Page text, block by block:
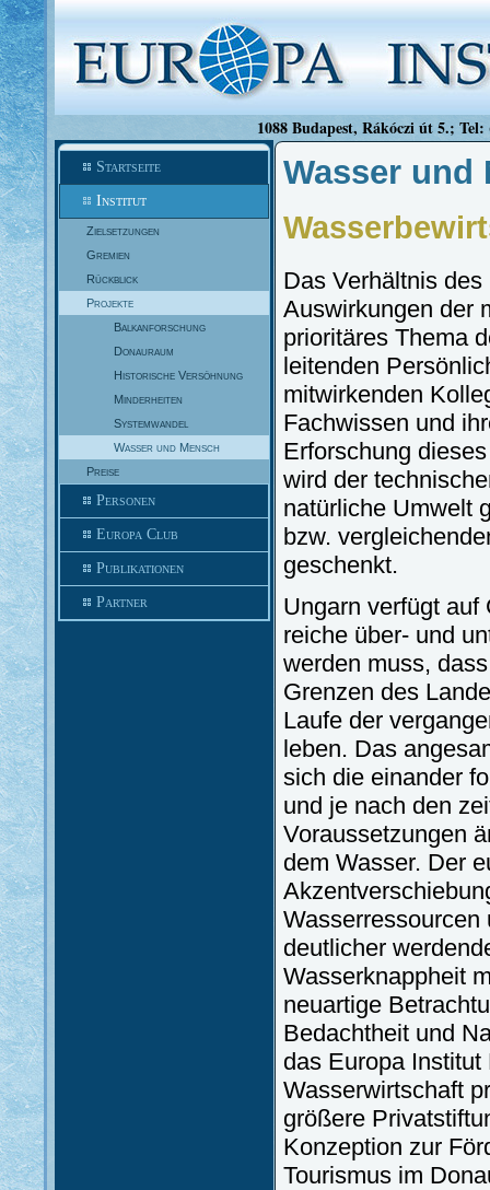
1088 Budapest, Rákóczi út 5.;
Startseite
Institut
Zielsetzungen
Gremien
Rückblick
Projekte
Balkanforschung
Donauraum
Historische Versöhnung
Minderheiten
Systemwandel
Wasser und Mensch
Preise
Personen
Europa Club
Publikationen
Partner
Wasser und
Das Verhältnis
Auswirkungen der
prioritäres Thema
leitenden
mitwirkenden
Fachwissen und
Erforschung
wird der
natürliche Umwelt
bzw.
geschenkt.
Ungarn verfügt auf
reiche über- und
werden muss,
Grenzen des
Laufe der
leben. Das
sich die einander
und je nach den
Voraussetzungen
dem Wasser. Der
Wasserressourcen
deutlicher
Wasserknappheit
neuartige
Bedachtheit und
das Europa
Wasserwirtschaft
größere
Konzeption zur
Tourismus im